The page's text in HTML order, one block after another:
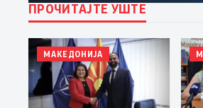
ПРОЧИТАЈТЕ УШТЕ
МАКЕДОНИЈА